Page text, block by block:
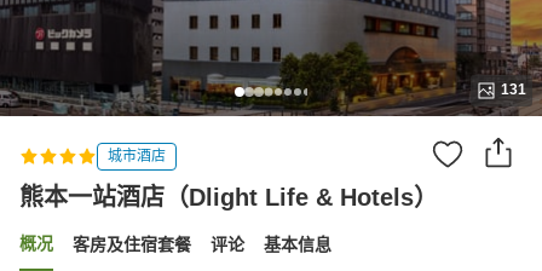
131
城市酒店
熊本一站酒店（Dlight Life & Hotels）
概况 客房及住宿套餐 评论 基本信息